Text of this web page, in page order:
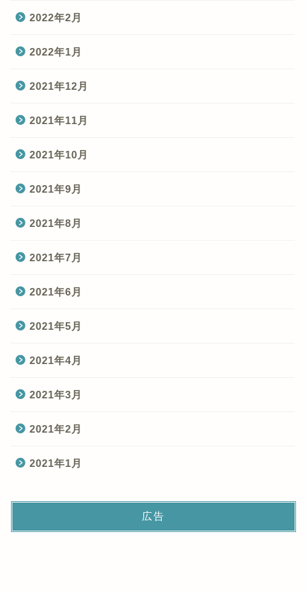
2022年2月
2022年1月
2021年12月
2021年11月
2021年10月
2021年9月
2021年8月
2021年7月
2021年6月
2021年5月
2021年4月
2021年3月
2021年2月
2021年1月
広告